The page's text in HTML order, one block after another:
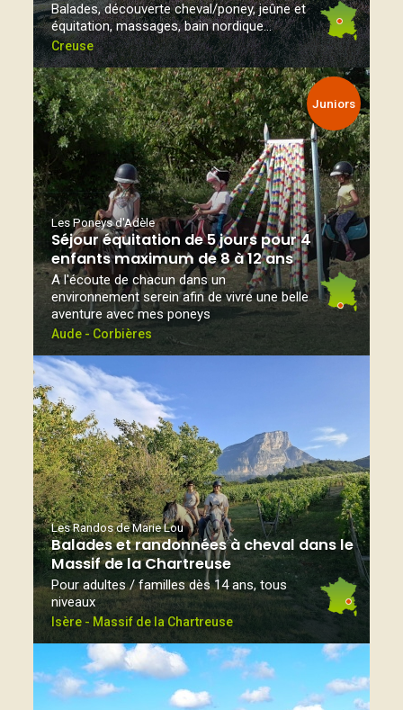
Balades, découverte cheval/poney, jeûne et
équitation, massages, bain nordique...
Creuse
Juniors
Les Poneys d'Adèle
Séjour équitation de 5 jours pour 4
enfants maximum de 8 à 12 ans
A l'écoute de chacun dans un
environnement serein afin de vivre une belle
aventure avec mes poneys
Aude - Corbières
Les Randos de Marie Lou
Balades et randonnées à cheval dans le
Massif de la Chartreuse
Pour adultes / familles dès 14 ans, tous
niveaux
Isère - Massif de la Chartreuse